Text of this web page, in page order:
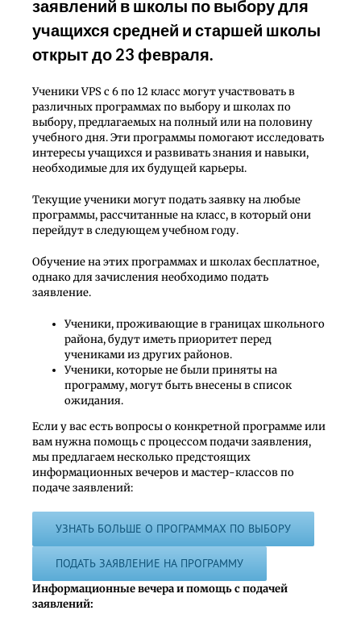
заявлений в школы по выбору для
учащихся средней и старшей школы
открыт до 23 февраля.
Ученики VPS с 6 по 12 класс могут участвовать в
различных программах по выбору и школах по
выбору, предлагаемых на полный или на половину
учебного дня. Эти программы помогают исследовать
интересы учащихся и развивать знания и навыки,
необходимые для их будущей карьеры.
Текущие ученики могут подать заявку на любые
программы, рассчитанные на класс, в который они
перейдут в следующем учебном году.
Обучение на этих программах и школах бесплатное,
однако для зачисления необходимо подать
заявление.
Ученики, проживающие в границах школьного
района, будут иметь приоритет перед
учениками из других районов.
Ученики, которые не были приняты на
программу, могут быть внесены в список
ожидания.
Если у вас есть вопросы о конкретной программе или
вам нужна помощь с процессом подачи заявления,
мы предлагаем несколько предстоящих
информационных вечеров и мастер-классов по
подаче заявлений:
УЗНАТЬ БОЛЬШЕ О ПРОГРАММАХ ПО ВЫБОРУ
ПОДАТЬ ЗАЯВЛЕНИЕ НА ПРОГРАММУ
Информационные вечера и помощь с подачей
заявлений: